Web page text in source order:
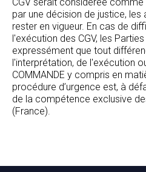
par une décision de justice,
rester en vigueur. En cas de
l'exécution des CGV, les
expressément que tout
l'interprétation, de l'exécution
COMMANDE y compris en
procédure d’urgence est, à
de la compétence exclusive
(France).